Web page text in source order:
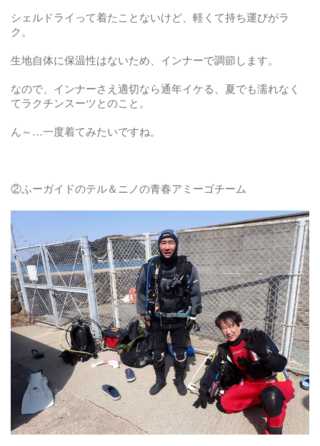
シェルドライって着たことないけど、軽くて持ち運びがラ
ク。
生地自体に保温性はないため、インナーで調節します。
なので、インナーさえ適切なら通年イケる、夏でも濡れなく
てラクチンスーツとのこと。
ん～…一度着てみたいですね。
②ふーガイドのテル＆ニノの青春アミーゴチーム